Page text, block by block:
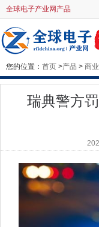
全球电子产业网产品
您的位置： 首页 >产品 > 商
瑞典警方